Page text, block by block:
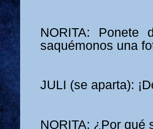
NORITA:
saquémonos una
JULI (se aparta):
NORITA: ¿Por qué